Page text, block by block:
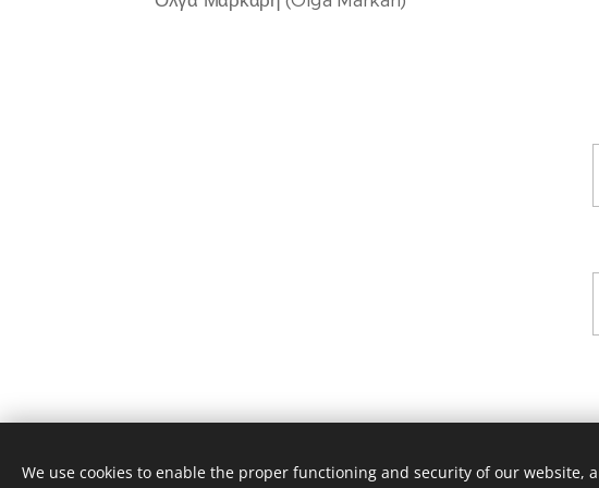
We use cookies to enable the proper functioning and security of our website,